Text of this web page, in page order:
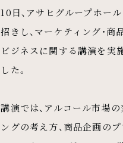
10日、アサヒグループホー
招きし、マーケティング・商
ビジネスに関する講演を実
した。
講演では、アルコール市場
ングの考え方、商品企画のプ